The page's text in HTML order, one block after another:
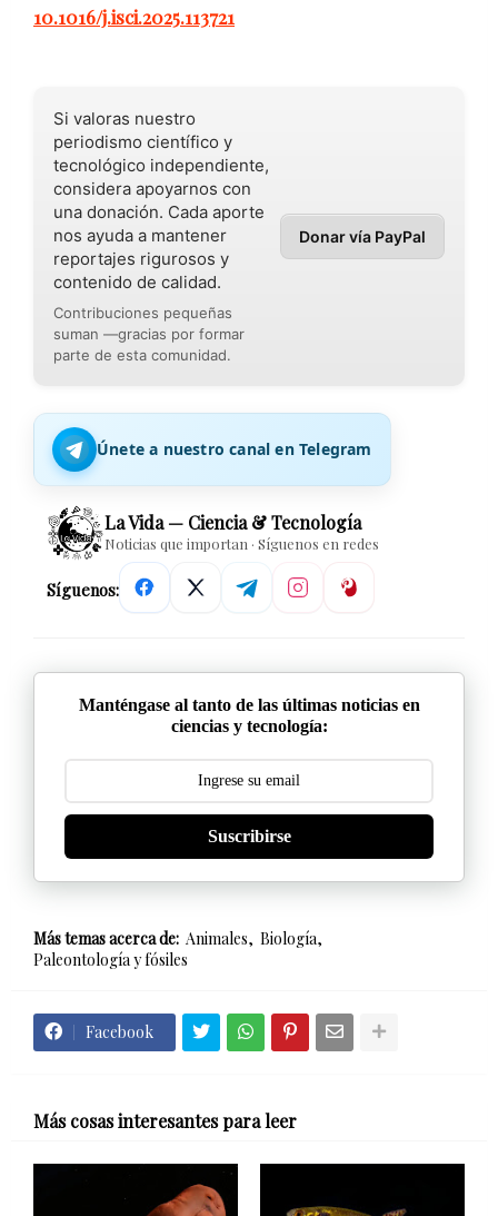
10.1016/j.isci.2025.113721
Si valoras nuestro
periodismo científico y
tecnológico independiente,
considera apoyarnos con
una donación. Cada aporte
nos ayuda a mantener
reportajes rigurosos y
contenido de calidad.
Contribuciones pequeñas
suman —gracias por formar
parte de esta comunidad.
Donar vía PayPal
Únete a nuestro canal en Telegram
La Vida — Ciencia & Tecnología
Noticias que importan · Síguenos en redes
Síguenos:
Manténgase al tanto de las últimas noticias en
ciencias y tecnología:
Suscribirse
Más temas acerca de: Animales
Biología
Paleontología y fósiles
Facebook
Más cosas interesantes para leer